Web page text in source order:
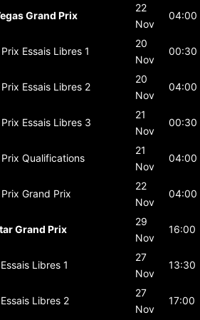
Grand Prix
22
Nov
04:00
Essais Libres 1
20
Nov
00:30
Essais Libres 2
20
Nov
04:00
Essais Libres 3
21
Nov
00:30
Qualifications
21
Nov
04:00
Grand Prix
22
Nov
04:00
Grand Prix
29
Nov
16:00
Essais Libres 1
27
Nov
13:30
Essais Libres 2
27
Nov
17:00